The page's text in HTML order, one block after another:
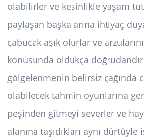
olabilirler ve kesinlikle yaşam
paylaşan başkalarına ihtiyaç
çabucak aşık olurlar ve
konusunda oldukça
gölgelenmenin belirsiz çağında
olabilecek tahmin oyunlarına
peşinden gitmeyi severler ve
alanına taşıdıkları aynı